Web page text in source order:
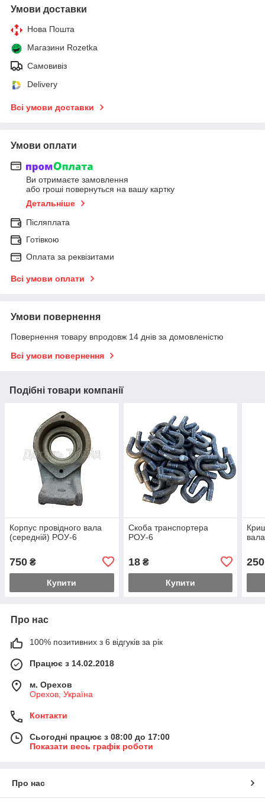
Умови доставки
Нова Пошта
Магазини Rozetka
Самовивіз
Delivery
Всі умови доставки
Умови оплати
Ви отримаєте замовлення
або гроші повернуться на вашу картку
Детальніше
Післяплата
Готівкою
Оплата за реквізитами
Всі умови оплати
Умови повернення
Повернення товару впродовж 14 днів за домовленістю
Всі умови повернення
Подібні товари компанії
Корпус провідного вала
(середній) РОУ-6
750 ₴
Купити
Скоба транспортера
РОУ-6
18₴
Купити
250
Про нас
100% позитивних з 6 відгуків за рік
Працює з 14.02.2018
м. Орехов
Орехов, Україна
Контакти
Сьогодні працює з 08:00 до 17:00
Показати весь графік роботи
Про нас